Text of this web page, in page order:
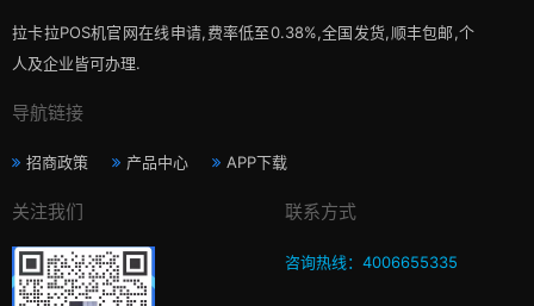
拉卡拉POS机官网在线申请,费率低至0.38%,全国发货,顺丰包邮,个
人及企业皆可办理.
导航链接
招商政策 产品中心 APP下载
关注我们 联系方式
咨询热线：4006655335